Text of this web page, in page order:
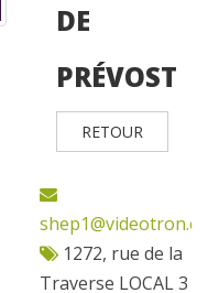
DE
PRÉVOST
RETOUR
shep1@videotron.ca
1272, rue de la
Traverse LOCAL 3